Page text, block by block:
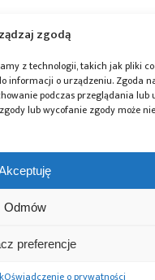
zgodą
z technologii, takich jak pliki
informacji o urządzeniu. Zgoda
podczas przeglądania lub
lub wycofanie zgody może
Odmów
preferencje
Oświadczenie o prywatności